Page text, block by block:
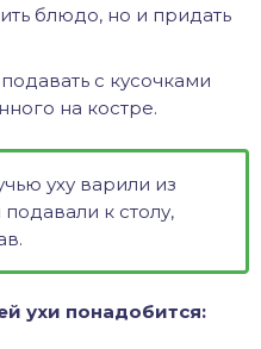
блюдо, но и придать
с кусочками
на костре.
уху варили из
к столу,
ухи понадобится: